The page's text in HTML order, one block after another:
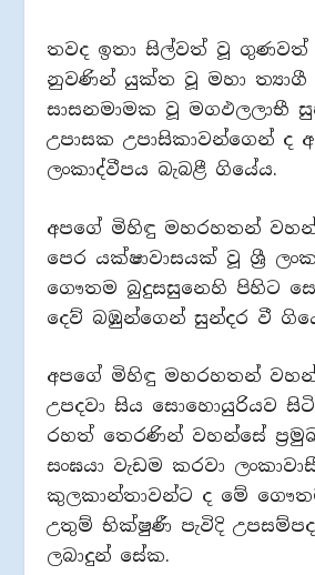
තවද ඉතා සිල්වත් වූ ගුණවත්
නුවණින් යුක්ත වූ මහා ත්‍යාගී
සාසනමාමක වූ මගඵලලාභී
උපාසක උපාසිකාවන්ගෙන් ද
ලංකාද්වීපය බැබළී ගියේය.
අපගේ මිහිඳු මහරහතන්
පෙර යක්ෂාවාසයක් වූ ශ්‍රී
ගෞතම බුදුසසුනෙහි පිහිට
දෙව් බඹුන්ගෙන් සුන්දර වී
අපගේ මිහිඳු මහරහතන්
උපදවා සිය සොහොයුරියව
රහත් තෙරණින් වහන්සේ
සංඝයා වැඩම කරවා
කුලකාන්තාවන්ට ද මේ
උතුම් භික්ෂුණී පැවිදි
ලබාදුන් සේක.